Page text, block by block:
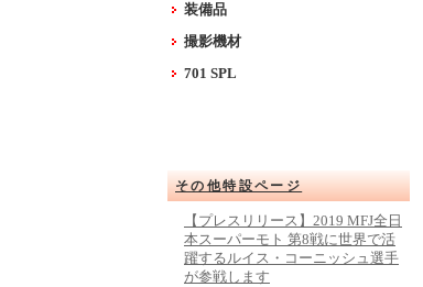
装備品
撮影機材
701 SPL
その他特設ページ
【プレスリリース】2019 MFJ全日
本スーパーモト 第8戦に世界で活
躍するルイス・コーニッシュ選手
が参戦します